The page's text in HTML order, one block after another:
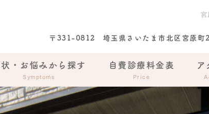
宮
〒331-0812 埼玉県さいたま市北区宮原
状・お悩みから探す
Symptoms
自費診療料金表
Price
ア